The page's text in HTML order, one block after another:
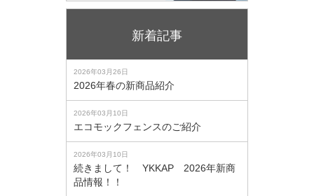
新着記事
2026年03月26日
2026年春の新商品紹介
2026年03月10日
エコモックフェンスのご紹介
2026年03月10日
続きまして！ YKKAP 2026年新商
品情報！！